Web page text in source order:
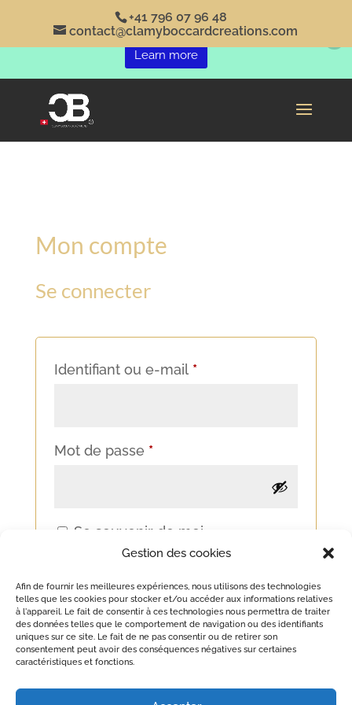
Gestion des cookies
Afin de fournir les meilleures expériences, nous utilisons des technologies
telles que les cookies pour stocker et/ou accéder aux informations relatives
à l'appareil. Le fait de consentir à ces technologies nous permettra de traiter
des données telles que le comportement de navigation ou des identifiants
uniques sur ce site. Le fait de ne pas consentir ou de retirer son
consentement peut avoir des conséquences négatives sur certaines
caractéristiques et fonctions.
+41 796 07 96 48
contact@clamyboccardcreations.com
Mon compte
Se connecter
Identifiant ou e-mail *Obligatoire
Mot de passe *Obligatoire
Se souvenir de moi
Mot de passe perdu ?
© 2025 Clamy Boccard Créations | Site géré par
This is default text for notification bar
Learn more